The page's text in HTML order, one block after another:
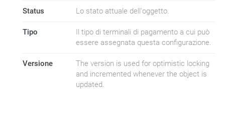
Status Lo stato attuale dell'oggetto.
Tipo
Il tipo di terminali di pagamento a cui può
essere assegnata questa configurazione.
Versione
The version is used for optimistic locking
and incremented whenever the object is
updated.